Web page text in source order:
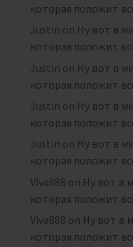
которая положит
Justin on Ну вот в
которая положит
Justin on Ну вот в
которая положит
Justin on Ну вот в
которая положит
Justin on Ну вот в
которая положит
Viva888 on Ну вот в
которая положит
Viva888 on Ну вот в
которая положит